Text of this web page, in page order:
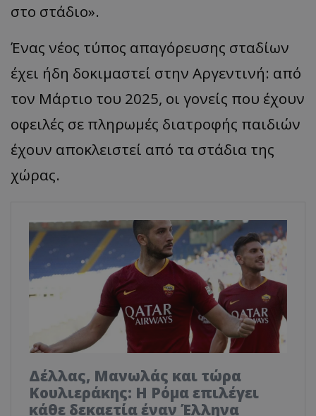
στο στάδιο».
Ένας νέος τύπος απαγόρευσης σταδίων
έχει ήδη δοκιμαστεί στην Αργεντινή: από
τον Μάρτιο του 2025, οι γονείς που έχουν
οφειλές σε πληρωμές διατροφής παιδιών
έχουν αποκλειστεί από τα στάδια της
χώρας.
Δέλλας, Μανωλάς και τώρα
Κουλιεράκης: Η Ρόμα επιλέγει
κάθε δεκαετία έναν Έλληνα